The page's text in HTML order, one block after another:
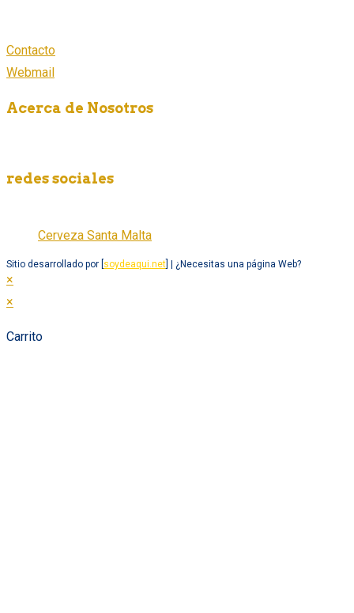
Contacto
Webmail
Acerca de Nosotros
redes sociales
Cerveza Santa Malta
Sitio desarrollado por [ soydeaqui.net ] | ¿Necesitas una página Web?
×
×
Carrito